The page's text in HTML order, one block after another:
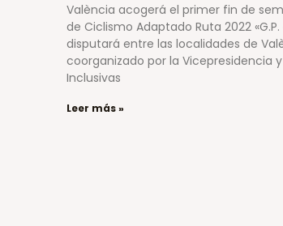
València acogerá el primer fin de
de Ciclismo Adaptado Ruta 2022
disputará entre las localidades de
coorganizado por la Vicepresidencia
Inclusivas
Leer más »